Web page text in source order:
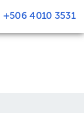
+506 4010 3531